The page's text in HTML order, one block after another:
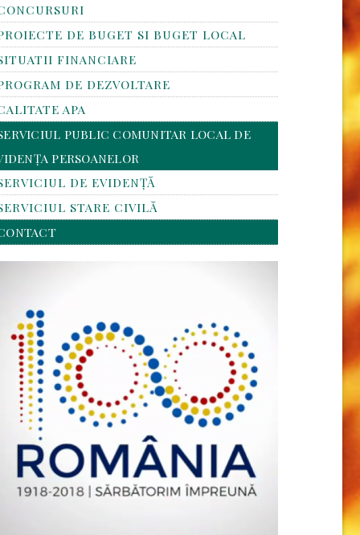
DE BUGET SI BUGET LOCAL
FINANCIARE
DE DEZVOLTARE
APA
PUBLIC COMUNITAR LOCAL DE
PERSOANELOR
DE EVIDENȚĂ
STARE CIVILĂ